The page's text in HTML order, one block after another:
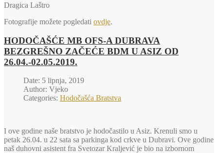
Dragica Laštro
Fotografije možete pogledati ovdje.
HODOČAŠĆE MB OFS-A DUBRAVA
BEZGREŠNO ZAČEĆE BDM U ASIZ OD
26.04.-02.05.2019.
Date: 5 lipnja, 2019
Author: Vjeko
Categories: Hodočašća Bratstva
I ove godine naše bratstvo je hodočastilo u Asiz. Krenuli smo u
petak 26.04. u 22 sata sa parkinga kod crkve u Dubravi. Ove godine
naš duhovni asistent fra Svetozar Kraljević je bio na izbornom